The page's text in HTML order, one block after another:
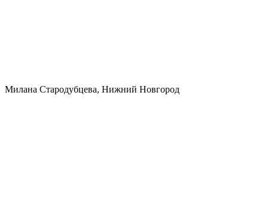
Милана Стародубцева, Нижний Новгород